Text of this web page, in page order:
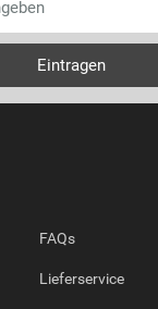
FAQs
Lieferservice